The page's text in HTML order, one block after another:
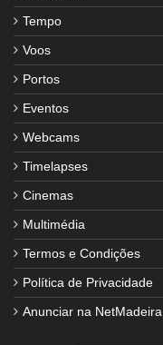
Tempo
Voos
Portos
Eventos
Webcams
Timelapses
Cinemas
Multimédia
Termos e Condições
Política de Privacidade
Anunciar na NetMadeira